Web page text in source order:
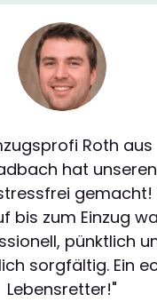
Roth aus
hat
gemacht!
bis zum Einzug
pünktlich
sorgfältig. Ein
Lebensretter!"